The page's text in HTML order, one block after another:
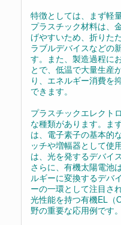
特徴としては、まず軽
プラスチック材料は、
げやすいため、折りた
ラブルデバイスなどの
す。また、製造過程に
とで、低温で大量生産
り、エネルギー消費を
できます。
プラスチックエレクト
な種類があります。ま
は、電子素子の基本的
ッチや増幅器として使
は、光を発するデバイ
さらに、有機太陽電池
ルギーに変換するデバ
ーの一環として注目さ
光性能を持つ有機EL（
野の重要な応用例です。